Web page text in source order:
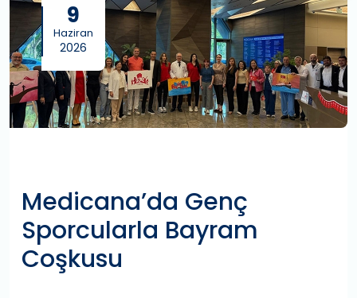
9
Haziran
2026
Medicana’da Genç
Sporcularla Bayram
Coşkusu